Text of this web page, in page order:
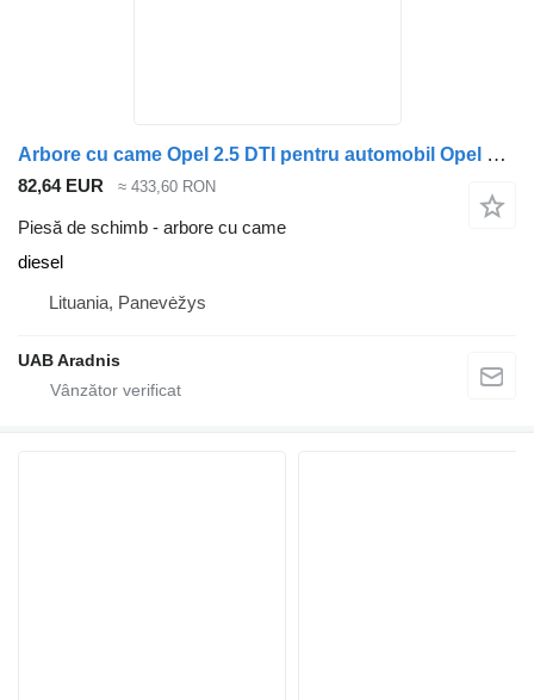
Arbore cu came Opel 2.5 DTI pentru automobil Opel MOVANO Furgon (F9)
82,64 EUR ≈ 433,60 RON
Piesă de schimb - arbore cu came
diesel
Lituania, Panevėžys
UAB Aradnis